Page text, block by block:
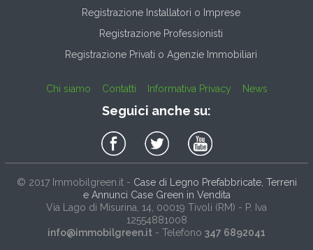
Registrazione Installatori o Imprese
Registrazione Professionisti
Registrazione Privati o Agenzie Immobiliari
Chi siamo Contatti Informativa Privacy News
Seguici anche su:
© 2017 Immobilgreen.it- Case di Legno Prefabbricate, Terreni
e Annunci Case Green in Vendita
Via Lago di Misurina, 14 , 00019 Tivoli (RM) - P. Iva
12554881008
info@immobilgreen.it - Telefono 347 6892041